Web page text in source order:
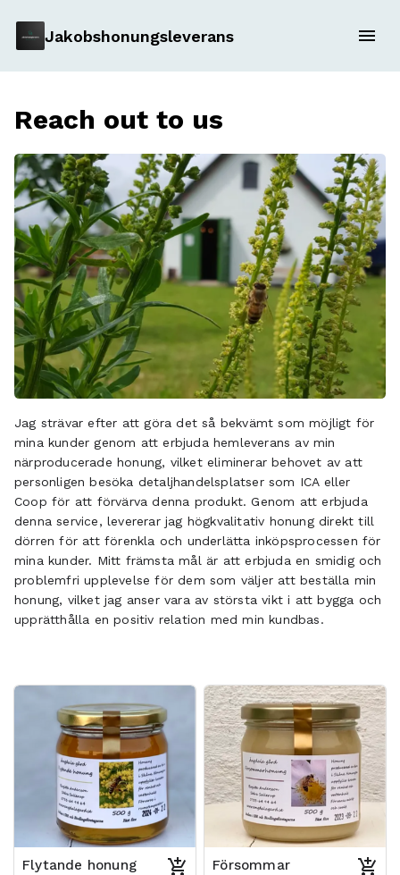
Jakobshonungsleverans
Reach out to us
Jag strävar efter att göra det så bekvämt som möjligt för
mina kunder genom att erbjuda hemleverans av min
närproducerade honung, vilket eliminerar behovet av att
personligen besöka detaljhandelsplatser som ICA eller
Coop för att förvärva denna produkt. Genom att erbjuda
denna service, levererar jag högkvalitativ honung direkt till
dörren för att förenkla och underlätta inköpsprocessen för
mina kunder. Mitt främsta mål är att erbjuda en smidig och
problemfri upplevelse för dem som väljer att beställa min
honung, vilket jag anser vara av största vikt i att bygga och
upprätthålla en positiv relation med min kundbas.
Flytande honung
Försommar